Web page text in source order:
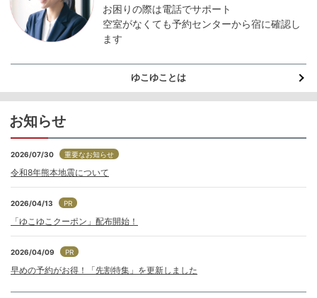
お困りの際は電話でサポート
空室がなくても予約センターから宿に確認し
ます
ゆこゆことは
お知らせ
2026/07/30 重要なお知らせ
令和8年熊本地震について
2026/04/13 PR
「ゆこゆこクーポン」配布開始！
2026/04/09 PR
早めの予約がお得！「先割特集」を更新しました